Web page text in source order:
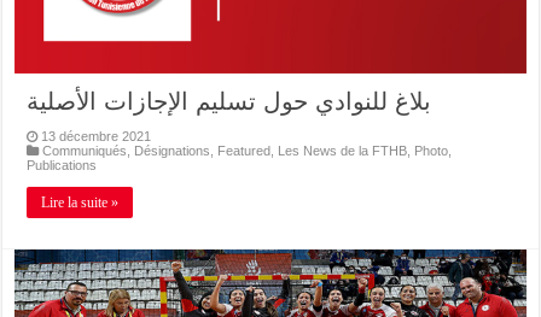
بلاغ للنوادي حول تسليم الإجازات الأصلية
13 décembre 2021
Communiqués
Désignations Featured Les News de la FTHB Photo
Publications
Lire la suite »